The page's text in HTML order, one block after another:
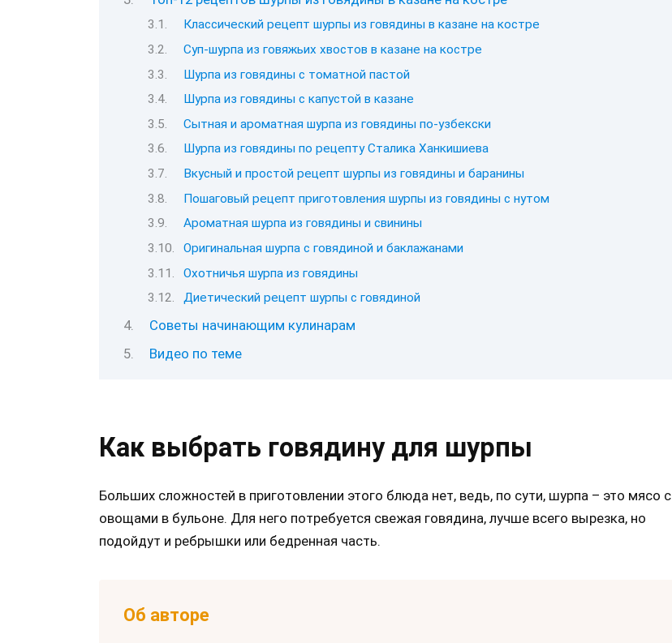
Классический рецепт шурпы из говядины в казане на костре
Суп-шурпа из говяжьих хвостов в казане на костре
Шурпа из говядины с томатной пастой
Шурпа из говядины с капустой в казане
Сытная и ароматная шурпа из говядины по-узбекски
Шурпа из говядины по рецепту Сталика Ханкишиева
Вкусный и простой рецепт шурпы из говядины и баранины
Пошаговый рецепт приготовления шурпы из говядины с нутом
Ароматная шурпа из говядины и свинины
Оригинальная шурпа с говядиной и баклажанами
Охотничья шурпа из говядины
Диетический рецепт шурпы с говядиной
Советы начинающим кулинарам
Видео по теме
Как выбрать говядину для шурпы
Больших сложностей в приготовлении этого блюда нет, ведь, по сути, шурпа – это мясо с
овощами в бульоне. Для него потребуется свежая говядина, лучше всего вырезка, но
подойдут и ребрышки или бедренная часть.
Об авторе